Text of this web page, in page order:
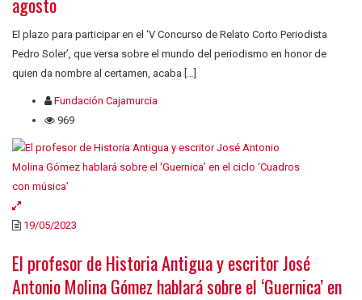
El plazo para participar en el ‘V Concurso de Relato Corto Periodista
Pedro Soler’, que versa sobre el mundo del periodismo en honor de
quien da nombre al certamen, acaba […]
Fundación Cajamurcia
969
19/05/2023
El profesor de Historia Antigua y escritor José
Antonio Molina Gómez hablará sobre el ‘Guernica’ en